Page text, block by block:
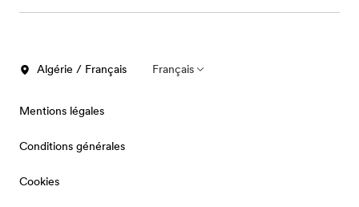
Algérie / Français Français
Mentions légales
Conditions générales
Cookies